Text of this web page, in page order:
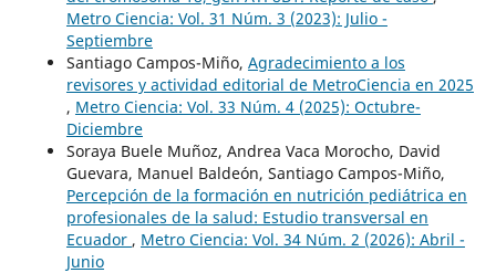
Metro Ciencia: Vol. 31 Núm. 3 (2023): Julio -
Septiembre
Santiago Campos-Miño, Agradecimiento a los
revisores y actividad editorial de MetroCiencia en 2025
, Metro Ciencia: Vol. 33 Núm. 4 (2025): Octubre-
Diciembre
Soraya Buele Muñoz, Andrea Vaca Morocho, David
Guevara, Manuel Baldeón, Santiago Campos-Miño,
Percepción de la formación en nutrición pediátrica en
profesionales de la salud: Estudio transversal en
Ecuador , Metro Ciencia: Vol. 34 Núm. 2 (2026): Abril -
Junio